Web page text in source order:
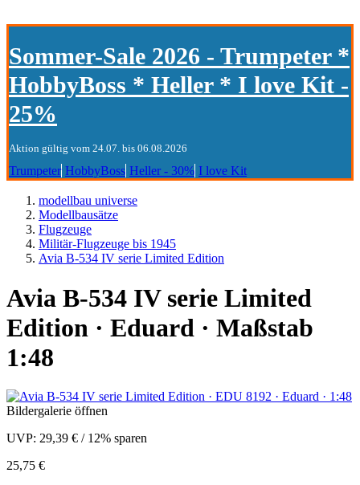
Sommer-Sale 2026 - Trumpeter *
HobbyBoss * Heller * I love Kit -
25%
Aktion gültig vom 24.07. bis 06.08.2026
Trumpeter HobbyBoss Heller - 30% I love Kit
modellbau universe
Modellbausätze
Flugzeuge
Militär-Flugzeuge bis 1945
Avia B-534 IV serie Limited Edition
Avia B-534 IV serie Limited
Edition · Eduard · Maßstab
1:48
Bildergalerie öffnen
UVP: 29,39 € / 12% sparen
25,75 €